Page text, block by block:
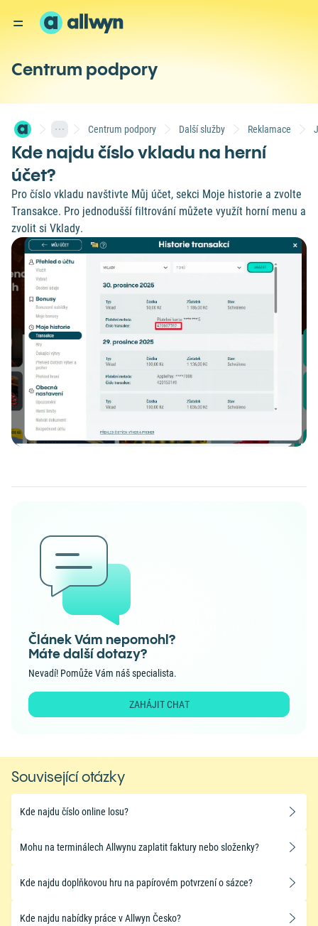
Centrum podpory
Centrum podpory Další služby Reklamace
Kde najdu číslo vkladu na herní
účet?
Pro číslo vkladu navštivte Můj účet, sekci Moje historie a zvolte
Transakce. Pro jednodušší filtrování můžete využít horní menu a
zvolit si Vklady.
Článek Vám nepomohl?
Máte další dotazy?
Nevadí! Pomůže Vám náš specialista.
ZAHÁJIT CHAT
Související otázky
Kde najdu číslo online losu?
Mohu na terminálech Allwynu zaplatit faktury nebo složenky?
Kde najdu doplňkovou hru na papírovém potvrzení o sázce?
Kde najdu nabídky práce v Allwyn Česko?